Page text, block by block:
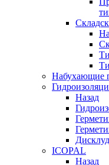
Набухающие
Назад
ICOPAL
Назад